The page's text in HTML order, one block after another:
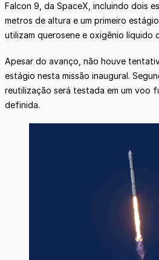
Falcon 9, da SpaceX, incluindo dois
metros de altura e um primeiro
utilizam querosene e oxigênio líquido
Apesar do avanço, não houve
estágio nesta missão inaugural.
reutilização será testada em um voo
definida.